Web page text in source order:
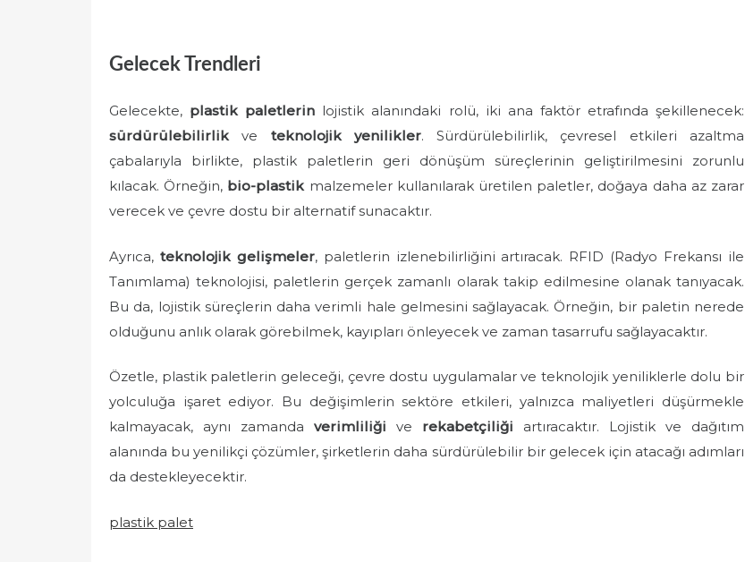
Gelecek Trendleri
Gelecekte, plastik paletlerin lojistik alanındaki rolü, iki ana faktör etrafında şekillenecek:
sürdürülebilirlikve teknolojik yenilikler. Sürdürülebilirlik, çevresel etkileri azaltma
çabalarıyla birlikte, plastik paletlerin geri dönüşüm süreçlerinin geliştirilmesini zorunlu
kılacak. Örneğin, bio-plastikmalzemeler kullanılarak üretilen paletler, doğaya daha az zarar
verecek ve çevre dostu bir alternatif sunacaktır.
Ayrıca, teknolojik gelişmeler, paletlerin izlenebilirliğini artıracak. RFID (Radyo Frekansı ile
Tanımlama) teknolojisi, paletlerin gerçek zamanlı olarak takip edilmesine olanak tanıyacak.
Bu da, lojistik süreçlerin daha verimli hale gelmesini sağlayacak. Örneğin, bir paletin nerede
olduğunu anlık olarak görebilmek, kayıpları önleyecek ve zaman tasarrufu sağlayacaktır.
Özetle, plastik paletlerin geleceği, çevre dostu uygulamalar ve teknolojik yeniliklerle dolu bir
yolculuğa işaret ediyor. Bu değişimlerin sektöre etkileri, yalnızca maliyetleri düşürmekle
kalmayacak, aynı zamanda verimliliği ve rekabetçiliği artıracaktır. Lojistik ve dağıtım
alanında bu yenilikçi çözümler, şirketlerin daha sürdürülebilir bir gelecek için atacağı adımları
da destekleyecektir.
plastik palet